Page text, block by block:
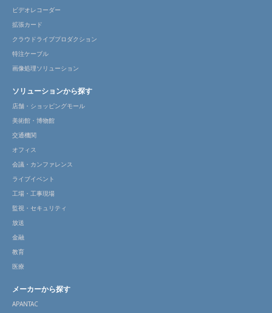
ビデオレコーダー
拡張カード
クラウドライブプロダクション
特注ケーブル
画像処理ソリューション
ソリューションから探す
店舗・ショッピングモール
美術館・博物館
交通機関
オフィス
会議・カンファレンス
ライブイベント
工場・工事現場
監視・セキュリティ
放送
金融
教育
医療
メーカーから探す
APANTAC